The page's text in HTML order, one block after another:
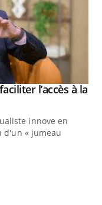
l’accès à la
innove en
d'un « jumeau